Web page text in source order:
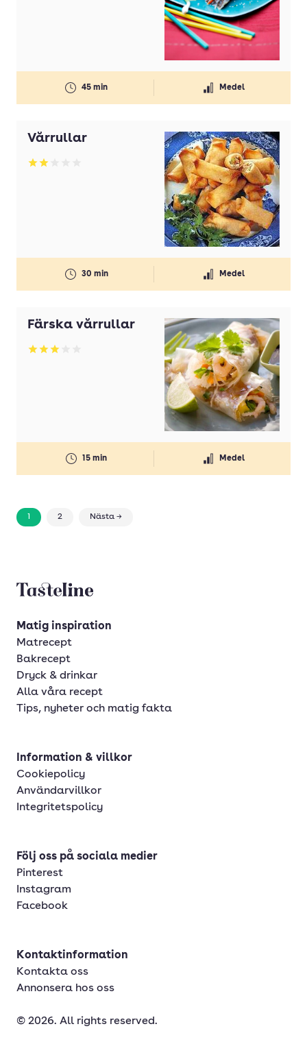
45 min Medel
Vårrullar
Betyg: 2 av 5
30 min Medel
Färska vårrullar
Betyg: 3 av 5
15 min Medel
1 2 Nästa →
Tasteline startsida
Matig inspiration
Matrecept
Bakrecept
Dryck & drinkar
Alla våra recept
Tips, nyheter och matig fakta
Information & villkor
Cookiepolicy
Användarvillkor
Integritetspolicy
Följ oss på sociala medier
Pinterest
Instagram
Facebook
Kontaktinformation
Kontakta oss
Annonsera hos oss
© 2026. All rights reserved.